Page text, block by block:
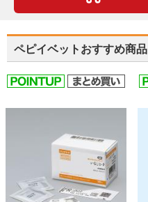
ペピイベットおすすめ商品